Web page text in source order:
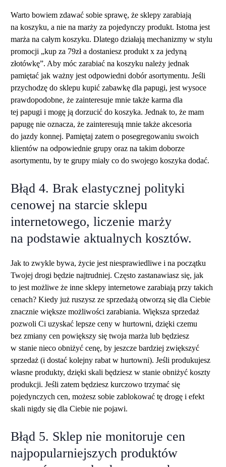
Warto bowiem zdawać sobie sprawę, że sklepy zarabiają
na koszyku, a nie na marży za pojedynczy produkt. Istotna jest
marża na całym koszyku. Dlatego działają mechanizmy w stylu
promocji „kup za 79zł a dostaniesz produkt x za jedyną
złotówkę”. Aby móc zarabiać na koszyku należy jednak
pamiętać jak ważny jest odpowiedni dobór asortymentu. Jeśli
przychodzę do sklepu kupić zabawkę dla papugi, jest wysoce
prawdopodobne, że zainteresuje mnie także karma dla
tej papugi i mogę ją dorzucić do koszyka. Jednak to, że mam
papugę nie oznacza, że zainteresują mnie także akcesoria
do jazdy konnej. Pamiętaj zatem o posegregowaniu swoich
klientów na odpowiednie grupy oraz na takim doborze
asortymentu, by te grupy miały co do swojego koszyka dodać.
Błąd 4. Brak elastycznej polityki
cenowej na starcie sklepu
internetowego, liczenie marży
na podstawie aktualnych kosztów.
Jak to zwykle bywa, życie jest niesprawiedliwe i na początku
Twojej drogi będzie najtrudniej. Często zastanawiasz się, jak
to jest możliwe że inne sklepy internetowe zarabiają przy takich
cenach? Kiedy już ruszysz ze sprzedażą otworzą się dla Ciebie
znacznie większe możliwości zarabiania. Większa sprzedaż
pozwoli Ci uzyskać lepsze ceny w hurtowni, dzięki czemu
bez zmiany cen powiększy się twoja marża lub będziesz
w stanie nieco obniżyć cenę, by jeszcze bardziej zwiększyć
sprzedaż (i dostać kolejny rabat w hurtowni). Jeśli produkujesz
własne produkty, dzięki skali będziesz w stanie obniżyć koszty
produkcji. Jeśli zatem będziesz kurczowo trzymać się
pojedynczych cen, możesz sobie zablokować tę drogę i efekt
skali nigdy się dla Ciebie nie pojawi.
Błąd 5. Sklep nie monitoruje cen
najpopularniejszych produktów